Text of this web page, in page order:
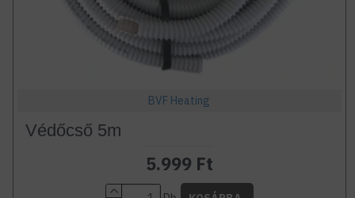
BVF Heating
Védőcső 5m
5.999 Ft